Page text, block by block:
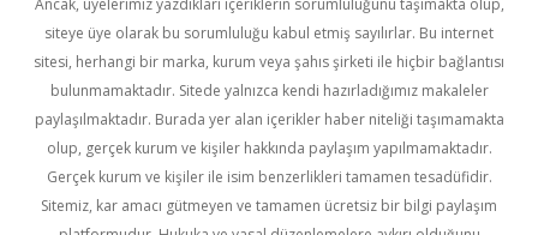
Ancak, üyelerimiz yazdıkları içeriklerin sorumluluğunu taşımakta olup,
siteye üye olarak bu sorumluluğu kabul etmiş sayılırlar. Bu internet
sitesi, herhangi bir marka, kurum veya şahıs şirketi ile hiçbir bağlantısı
bulunmamaktadır. Sitede yalnızca kendi hazırladığımız makaleler
paylaşılmaktadır. Burada yer alan içerikler haber niteliği taşımamakta
olup, gerçek kurum ve kişiler hakkında paylaşım yapılmamaktadır.
Gerçek kurum ve kişiler ile isim benzerlikleri tamamen tesadüfidir.
Sitemiz, kar amacı gütmeyen ve tamamen ücretsiz bir bilgi paylaşım